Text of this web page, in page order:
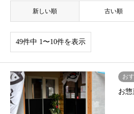
新しい順 古い順
49件中 1〜10件を表示
お
お惣